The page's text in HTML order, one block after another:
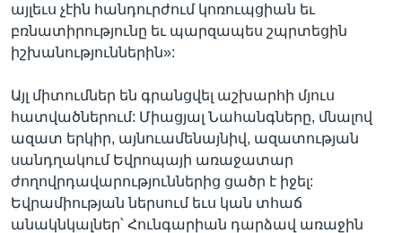
այլեւս չէին հանդուրժում կոռուպցիան եւ
բռնատիրությունը եւ պարզապես շպրտեցին
իշխանություններին»:
Այլ միտումներ են գրանցվել աշխարհի մյուս
հատվածներում: Միացյալ Նահանգները, մնալով
ազատ երկիր, այնուամենայնիվ, ազատության
սանդղակում Եվրոպայի առաջատար
ժողովրդավարություններից ցածր է իջել:
Եվրամիության ներսում եւս կան տհաճ
անակնկալներ՝ Հունգարիան դարձավ առաջին